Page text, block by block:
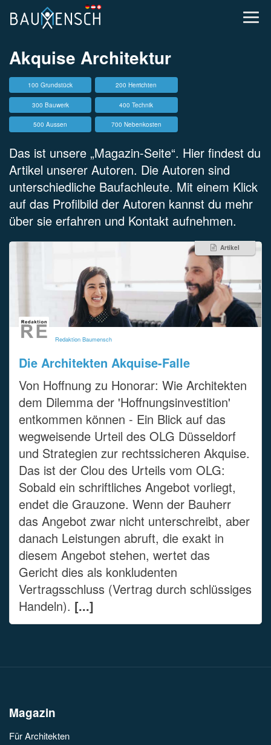
Akquise Architektur
100 Grundstück 200 Herrichten
300 Bauwerk 400 Technik
500 Aussen 700 Nebenkosten
Das ist unsere „Magazin-Seite“. Hier findest du
Artikel unserer Autoren. Die Autoren sind
unterschiedliche Baufachleute. Mit einem Klick
auf das Profilbild der Autoren kannst du mehr
über sie erfahren und Kontakt aufnehmen.
Artikel
Redaktion Baumensch
Die Architekten Akquise-Falle
Von Hoffnung zu Honorar: Wie Architekten
dem Dilemma der 'Hoffnungsinvestition'
entkommen können - Ein Blick auf das
wegweisende Urteil des OLG Düsseldorf
und Strategien zur rechtssicheren Akquise.
Das ist der Clou des Urteils vom OLG:
Sobald ein schriftliches Angebot vorliegt,
endet die Grauzone. Wenn der Bauherr
das Angebot zwar nicht unterschreibt, aber
danach Leistungen abruft, die exakt in
diesem Angebot stehen, wertet das
Gericht dies als konkludenten
Vertragsschluss (Vertrag durch schlüssiges
Handeln). [...]
Magazin
Für Architekten